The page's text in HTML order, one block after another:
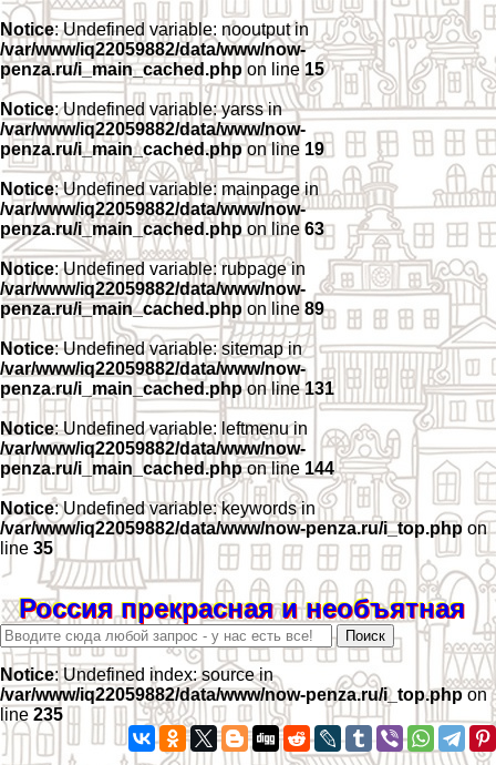
Notice: Undefined variable: nooutput in
/var/www/iq22059882/data/www/now-
penza.ru/i_main_cached.php on line 15
Notice: Undefined variable: yarss in
/var/www/iq22059882/data/www/now-
penza.ru/i_main_cached.phpon line 19
Notice: Undefined variable: mainpage in
/var/www/iq22059882/data/www/now-
penza.ru/i_main_cached.php on line 63
Notice: Undefined variable: rubpage in
/var/www/iq22059882/data/www/now-
penza.ru/i_main_cached.php on line 89
Notice: Undefined variable: sitemap in
/var/www/iq22059882/data/www/now-
penza.ru/i_main_cached.phpon line131
Notice: Undefined variable: leftmenu in
/var/www/iq22059882/data/www/now-
penza.ru/i_main_cached.phpon line 144
Notice: Undefined variable: keywords in
/var/www/iq22059882/data/www/now-penza.ru/i_top.php on
line 35
Россия прекрасная и необъятная
Notice: Undefined index: source in
/var/www/iq22059882/data/www/now-penza.ru/i_top.phpon
line 235